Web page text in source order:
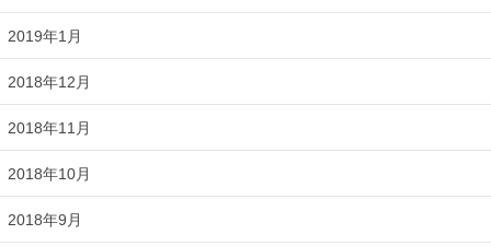
2019年1月
2018年12月
2018年11月
2018年10月
2018年9月